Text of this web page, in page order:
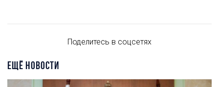
Поделитесь в соцсетях
ЕЩЁ НОВОСТИ